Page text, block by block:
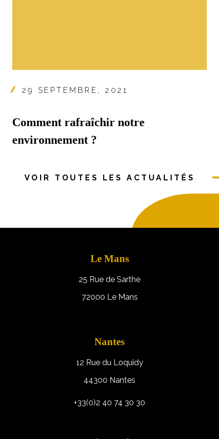
29 SEPTEMBRE, 2021
Comment rafraîchir notre
environnement ?
VOIR TOUTES LES ACTUALITÉS
Le Mans
25 Rue de Sarthe
72000 Le Mans
Nantes
12 Rue du Loquidy
44300 Nantes
+33(0)2 40 74 30 30